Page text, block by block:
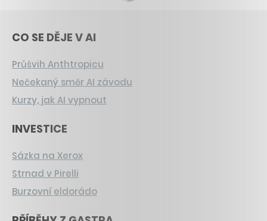
CO SE DĚJE V AI
Průšvih Anthtropicu
Nečekaný směr AI závodu
Kurzy, jak AI vypnout
INVESTICE
Sázka na Xerox
Strnad v Pirelli
Burzovní eldorádo